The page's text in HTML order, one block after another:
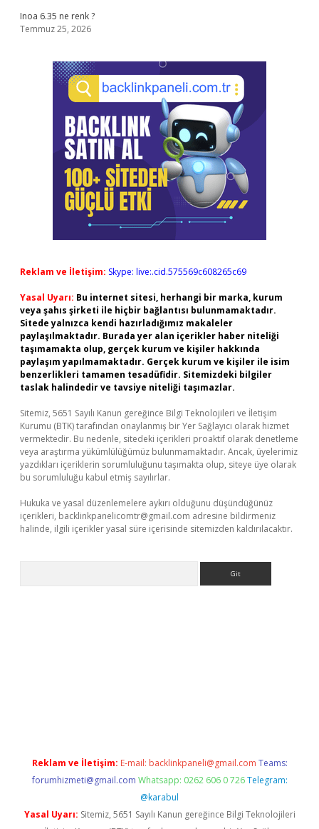
Inoa 6.35 ne renk ?
Temmuz 25, 2026
Reklam ve İletişim: Skype: live:.cid.575569c608265c69
Yasal Uyarı: Bu internet sitesi, herhangi bir marka, kurum
veya şahıs şirketi ile hiçbir bağlantısı bulunmamaktadır.
Sitede yalnızca kendi hazırladığımız makaleler
paylaşılmaktadır. Burada yer alan içerikler haber niteliği
taşımamakta olup, gerçek kurum ve kişiler hakkında
paylaşım yapılmamaktadır. Gerçek kurum ve kişiler ile isim
benzerlikleri tamamen tesadüfidir. Sitemizdeki bilgiler
taslak halindedir ve tavsiye niteliği taşımazlar.
Sitemiz, 5651 Sayılı Kanun gereğince Bilgi Teknolojileri ve İletişim
Kurumu (BTK) tarafından onaylanmış bir Yer Sağlayıcı olarak hizmet
vermektedir. Bu nedenle, sitedeki içerikleri proaktif olarak denetleme
veya araştırma yükümlülüğümüz bulunmamaktadır. Ancak, üyelerimiz
yazdıkları içeriklerin sorumluluğunu taşımakta olup, siteye üye olarak
bu sorumluluğu kabul etmiş sayılırlar.
Hukuka ve yasal düzenlemelere aykırı olduğunu düşündüğünüz
içerikleri, backlinkpanelicomtr@gmail.com adresine bildirmeniz
halinde, ilgili içerikler yasal süre içerisinde sitemizden kaldırılacaktır.
Reklam ve İletişim: E-mail: backlinkpaneli@gmail.com Teams:
forumhizmeti@gmail.com Whatsapp: 0262 606 0 726 Telegram:
@karabul
Yasal Uyarı: Sitemiz, 5651 Sayılı Kanun gereğince Bilgi Teknolojileri